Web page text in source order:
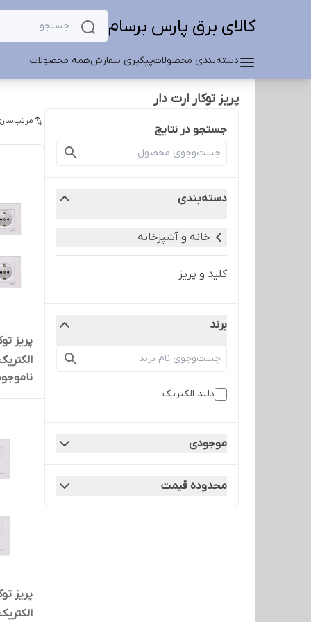
کالای برق پارس برسام
دسته‌بندی محصولاتپیگیری سفارشهمه محصولات
پریز توکار ارت دار
جستجو در نتایج
دسته‌بندی
خانه و آشپزخانه
کلید و پریز
برند
دلند الکتریک
موجودی
محدوده قیمت
پریز
الکتریک
پریز
الکتریک